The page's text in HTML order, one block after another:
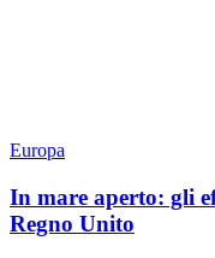
Europa
In mare aperto: gli
Regno Unito